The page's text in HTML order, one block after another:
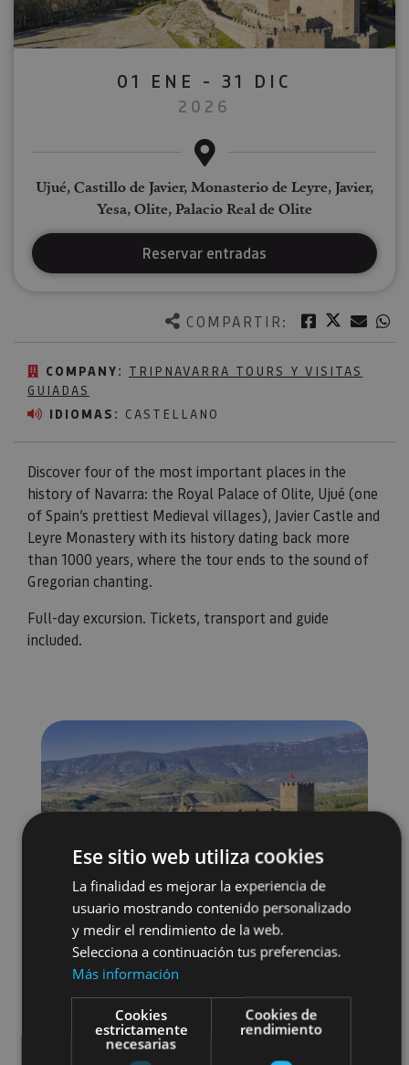
COMPARTIR: Facebook
Twitter
COMPANY: TRIPNAVARRA TOURS Y VISITAS
GUIADAS
IDIOMAS: CASTELLANO
Discover four of the most important places in the
history of Navarra: the Royal Palace of Olite, Ujué (one
of Spain’s prettiest Medieval villages), Javier Castle and
Leyre Monastery with its history dating back more
than 1000 years, where the tour ends to the sound of
Gregorian chanting.
Full-day excursion. Tickets, transport and guide
included.
01 ENE - 31 DIC
2026
Ujué, Castillo de Javier, Monasterio de Leyre, Javier,
Yesa, Olite, Palacio Real de Olite
Reservar entradas
Localidades Castillos y fortalezas
Ese sitio web utiliza cookies
La finalidad es mejorar la experiencia de
usuario mostrando contenido personalizado
y medir el rendimiento de la web.
Selecciona a continuación tus preferencias.
Más información
Cookies
estrictamente
necesarias
Cookies de
rendimiento